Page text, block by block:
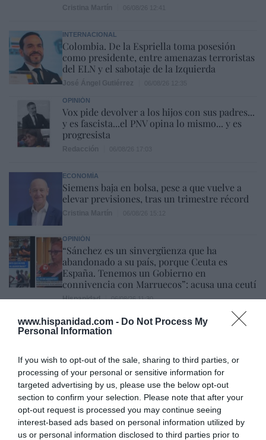
www.hispanidad.com - Do Not Process My
Personal Information
If you wish to opt-out of the sale, sharing to third parties, or
processing of your personal or sensitive information for
targeted advertising by us, please use the below opt-out
section to confirm your selection. Please note that after your
opt-out request is processed you may continue seeing
interest-based ads based on personal information utilized by
us or personal information disclosed to third parties prior to
INTERNACIONAL
Colombia. De la Espriella toma posesión
como presidente, entre amenazas terroristas
del ELN y el sabotaje de la Izquierda
OPINIÓN
Vox pide devolver a los hijos con sus padres...
y es fascista...el PNV opina lo mismo... y es
progresista
ECONOMÍA
Siemens baja en bolsa, pese a que vuelve a
elevar previsiones, tras un trimestre récord
OPINIÓN
“Sánchez es un sinvergüenza que ha
abandonado a su país, porque Ceuta es
España. Tenemos un Gobierno en
connivencia con Marruecos”: acusa una ceutí
Hispanidad 06/08/26 11:30
historia, de poner la verdadera, de
desmontar la falsificación, es un trabajo
cristiano"
por Hispanidad
Artículos anteriores